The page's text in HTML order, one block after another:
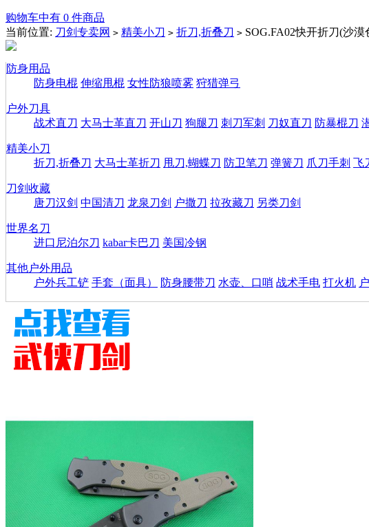
购物车中有 0 件商品
当前位置: 刀剑专卖网 > 精美小刀 > 折刀,折叠刀 > SOG.FA02快开折刀(沙漠
防身用品
防身电棍 伸缩甩棍 女性防狼喷雾 狩猎弹弓
户外刀具
战术直刀 大马士革直刀 开山刀 狗腿刀 刺刀军刺 刀奴直刀 防暴棍刀
精美小刀
折刀,折叠刀 大马士革折刀 甩刀,蝴蝶刀 防卫笔刀 弹簧刀 爪刀手刺 飞
刀剑收藏
唐刀汉剑 中国清刀 龙泉刀剑 户撒刀 拉孜藏刀 另类刀剑
世界名刀
进口尼泊尔刀 kabar卡巴刀 美国冷钢
其他户外用品
户外兵工铲 手套（面具） 防身腰带刀 水壶、口哨 战术手电 打火机